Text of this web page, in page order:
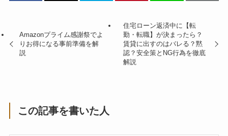
Amazonプライム感謝祭でよ
りお得になる事前準備を解
説
住宅ローン返済中に【転
勤・転職】が決まったら？
賃貸に出すのはバレる？黙
認？安全策とNG行為を徹底
解説
この記事を書いた人